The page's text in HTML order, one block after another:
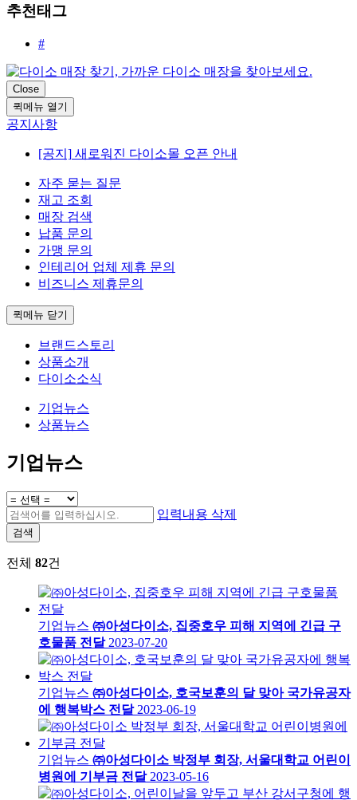
추천태그
#
Close
퀵메뉴 열기
공지사항
[공지] 새로워진 다이소몰 오픈 안내
자주 묻는 질문
재고 조회
매장 검색
납품 문의
가맹 문의
인테리어 업체 제휴 문의
비즈니스 제휴문의
퀵메뉴 닫기
브랜드스토리
상품소개
다이소소식
기업뉴스
상품뉴스
기업뉴스
입력내용 삭제
검색
전체 82건
기업뉴스 ㈜아성다이소, 집중호우 피해 지역에 긴급 구
호물품 전달 2023-07-20
기업뉴스 ㈜아성다이소, 호국보훈의 달 맞아 국가유공자
에 행복박스 전달 2023-06-19
기업뉴스 ㈜아성다이소 박정부 회장, 서울대학교 어린이
병원에 기부금 전달 2023-05-16